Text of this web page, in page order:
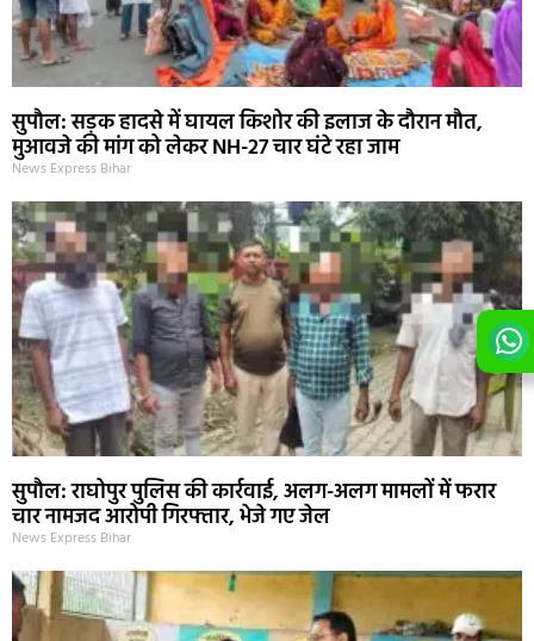
सुपौल: सड़क हादसे में घायल किशोर की इलाज के दौरान मौत,
मुआवजे की मांग को लेकर NH-27 चार घंटे रहा जाम
News Express Bihar
सुपौल: राघोपुर पुलिस की कार्रवाई, अलग-अलग मामलों में फरार
चार नामजद आरोपी गिरफ्तार, भेजे गए जेल
News Express Bihar